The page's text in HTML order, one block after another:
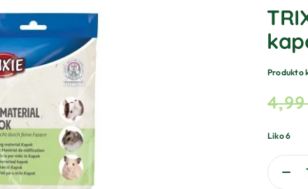
Produkto
Liko 6